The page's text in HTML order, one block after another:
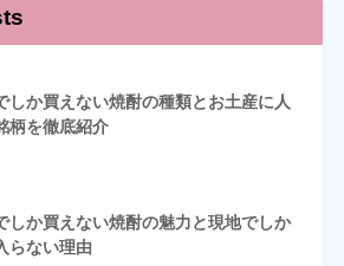
しか買えない焼酎の種類とお土産に人
柄を徹底紹介
しか買えない焼酎の魅力と現地でしか
らない理由